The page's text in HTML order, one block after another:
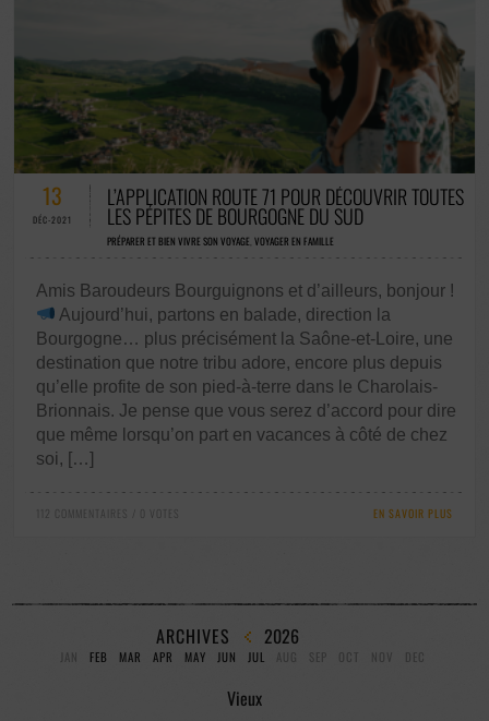
112 COMMENTAIRES / 0 VOTES
13
DÉC-2021
L’APPLICATION ROUTE 71 POUR DÉCOUVRIR TOUTES
LES PÉPITES DE BOURGOGNE DU SUD
PRÉPARER ET BIEN VIVRE SON VOYAGE ,VOYAGER EN FAMILLE
Amis Baroudeurs Bourguignons et d’ailleurs, bonjour !
Aujourd’hui, partons en balade, direction la
Bourgogne… plus précisément la Saône-et-Loire, une
destination que notre tribu adore, encore plus depuis
qu’elle profite de son pied-à-terre dans le Charolais-
Brionnais. Je pense que vous serez d’accord pour dire
que même lorsqu’on part en vacances à côté de chez
soi, […]
112 COMMENTAIRES / 0 VOTES EN SAVOIR PLUS
ARCHIVES 2026
JAN FEB MAR APR MAY JUN JUL AUG SEP OCT NOV DEC
Vieux